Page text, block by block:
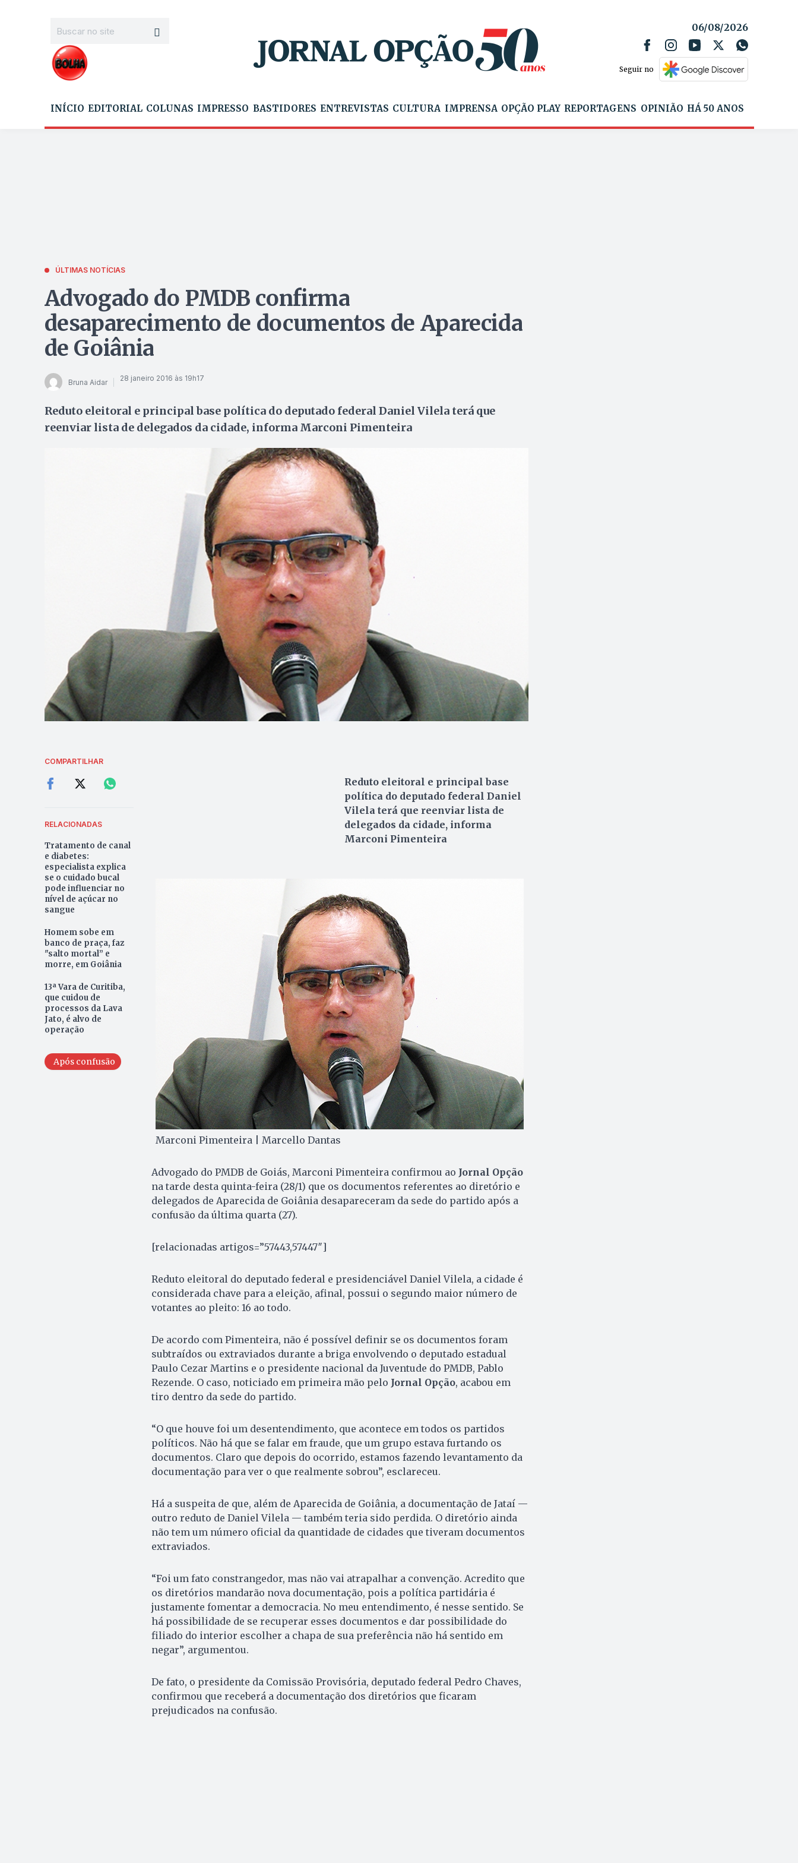
06/08/2026
Seguir no
INÍCIO EDITORIAL COLUNAS IMPRESSO BASTIDORES ENTREVISTAS CULTURA IMPRENSA OPÇÃO PLAY REPORTAGENS OPINIÃO HÁ 50 ANOS
ÚLTIMAS NOTÍCIAS
Advogado do PMDB confirma
desaparecimento de documentos de Aparecida
de Goiânia
Bruna Aidar 28 janeiro 2016 às 19h17
Reduto eleitoral e principal base política do deputado federal Daniel Vilela terá que
reenviar lista de delegados da cidade, informa Marconi Pimenteira
COMPARTILHAR
RELACIONADAS
Tratamento de canal
e diabetes:
especialista explica
se o cuidado bucal
pode influenciar no
nível de açúcar no
sangue
Homem sobe em
banco de praça, faz
"salto mortal” e
morre, em Goiânia
13ª Vara de Curitiba,
que cuidou de
processos da Lava
Jato, é alvo de
operação
Após confusão
Reduto eleitoral e principal base
política do deputado federal Daniel
Vilela terá que reenviar lista de
delegados da cidade, informa
Marconi Pimenteira
Marconi Pimenteira | Marcello Dantas
Advogado do PMDB de Goiás, Marconi Pimenteira confirmou ao Jornal Opção
na tarde desta quinta-feira (28/1) que os documentos referentes ao diretório e
delegados de Aparecida de Goiânia desapareceram da sede do partido após a
confusão da última quarta (27).
[relacionadas artigos=”57443,57447″]
Reduto eleitoral do deputado federal e presidenciável Daniel Vilela, a cidade é
considerada chave para a eleição, afinal, possui o segundo maior número de
votantes ao pleito: 16 ao todo.
De acordo com Pimenteira, não é possível definir se os documentos foram
subtraídos ou extraviados durante a briga envolvendo o deputado estadual
Paulo Cezar Martins e o presidente nacional da Juventude do PMDB, Pablo
Rezende. O caso, noticiado em primeira mão pelo Jornal Opção, acabou em
tiro dentro da sede do partido.
“O que houve foi um desentendimento, que acontece em todos os partidos
políticos. Não há que se falar em fraude, que um grupo estava furtando os
documentos. Claro que depois do ocorrido, estamos fazendo levantamento da
documentação para ver o que realmente sobrou”, esclareceu.
Há a suspeita de que, além de Aparecida de Goiânia, a documentação de Jataí —
outro reduto de Daniel Vilela — também teria sido perdida. O diretório ainda
não tem um número oficial da quantidade de cidades que tiveram documentos
extraviados.
“Foi um fato constrangedor, mas não vai atrapalhar a convenção. Acredito que
os diretórios mandarão nova documentação, pois a política partidária é
justamente fomentar a democracia. No meu entendimento, é nesse sentido. Se
há possibilidade de se recuperar esses documentos e dar possibilidade do
filiado do interior escolher a chapa de sua preferência não há sentido em
negar”, argumentou.
De fato, o presidente da Comissão Provisória, deputado federal Pedro Chaves,
confirmou que receberá a documentação dos diretórios que ficaram
prejudicados na confusão.